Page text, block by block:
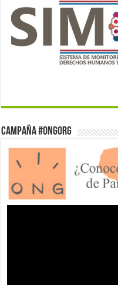
Campaña #ONGorg